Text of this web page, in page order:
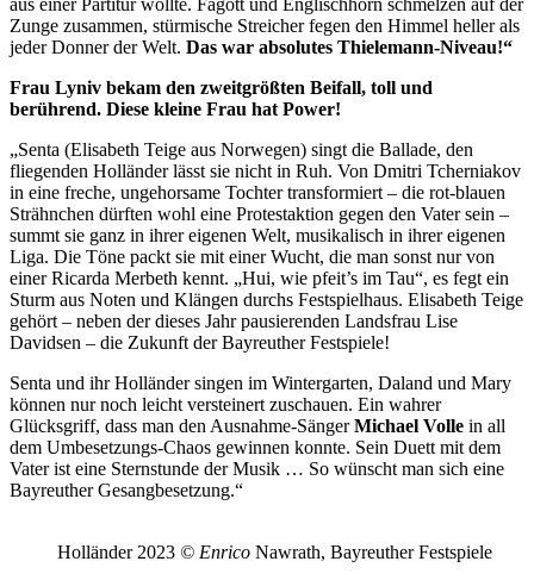
Zunge zusammen, stürmische Streicher fegen den Himmel heller als
jeder Donner der Welt. Das war absolutes Thielemann-Niveau!“
Frau Lyniv bekam den zweitgrößten Beifall, toll und
berührend. Diese kleine Frau hat Power!
„Senta (Elisabeth Teige aus Norwegen) singt die Ballade, den
fliegenden Holländer lässt sie nicht in Ruh. Von Dmitri Tcherniakov
in eine freche, ungehorsame Tochter transformiert – die rot-blauen
Strähnchen dürften wohl eine Protestaktion gegen den Vater sein –
summt sie ganz in ihrer eigenen Welt, musikalisch in ihrer eigenen
Liga. Die Töne packt sie mit einer Wucht, die man sonst nur von
einer Ricarda Merbeth kennt. „Hui, wie pfeit’s im Tau“, es fegt ein
Sturm aus Noten und Klängen durchs Festspielhaus. Elisabeth Teige
gehört – neben der dieses Jahr pausierenden Landsfrau Lise
Davidsen – die Zukunft der Bayreuther Festspiele!
Senta und ihr Holländer singen im Wintergarten, Daland und Mary
können nur noch leicht versteinert zuschauen. Ein wahrer
Glücksgriff, dass man den Ausnahme-SängerMichael Volle in all
dem Umbesetzungs-Chaos gewinnen konnte. Sein Duett mit dem
Vater ist eine Sternstunde der Musik … So wünscht man sich eine
Bayreuther Gesangbesetzung.“
Holländer 2023 © Enrico Nawrath, Bayreuther Festspiele